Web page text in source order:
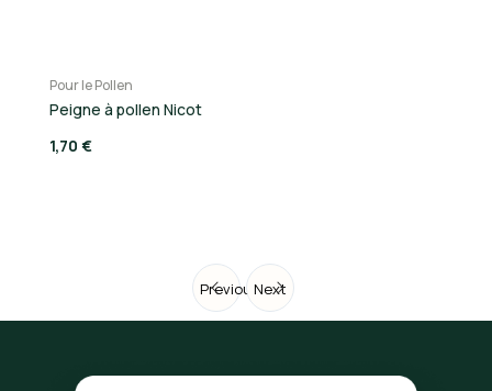
Previous
Pour le Pollen
Peigne à pollen Nicot
1,70 €
Next